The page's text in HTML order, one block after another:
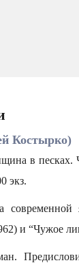
Костырко)
в песках.
экз.
современной
и “Чужое